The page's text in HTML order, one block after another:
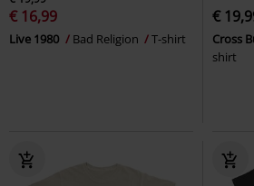
€ 16,99
Live 1980 Bad Religion T-shirt
€
Cross
shirt